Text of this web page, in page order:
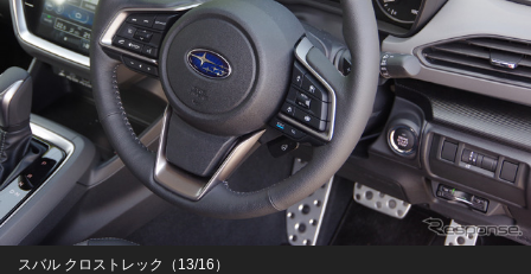
スバル クロストレック（13/16）